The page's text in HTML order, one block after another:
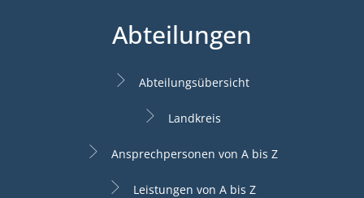
Abteilungen
Abteilungsübersicht
Landkreis
Ansprechpersonen von A bis Z
Leistungen von A bis Z